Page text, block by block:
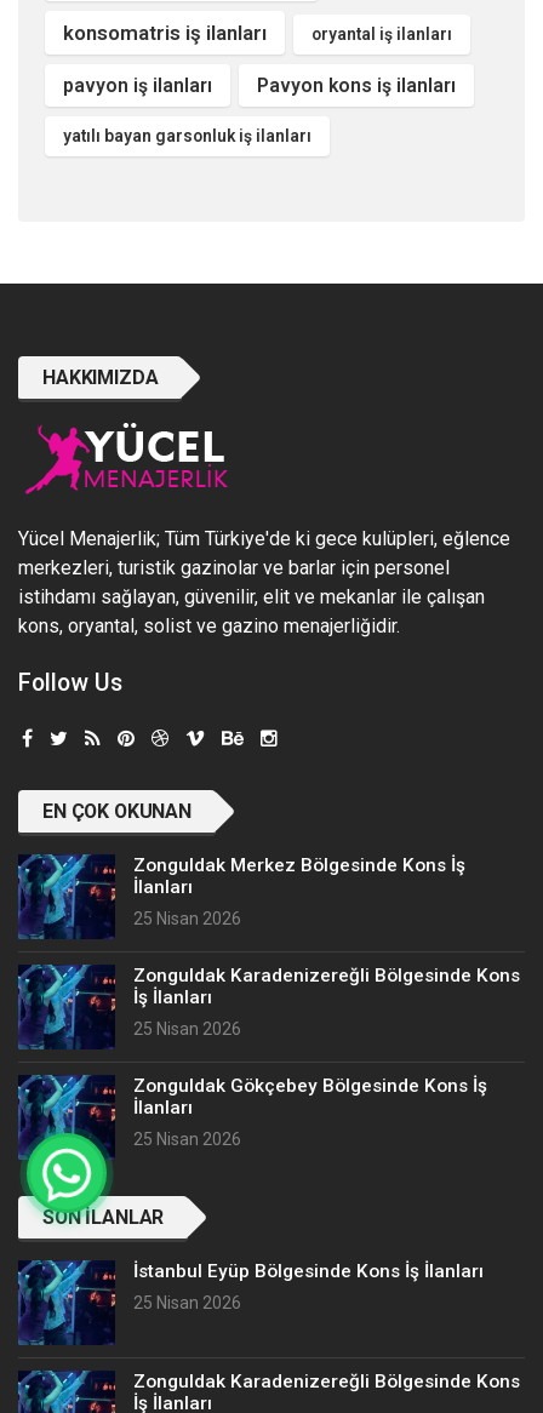
konsomatris iş ilanları oryantal iş ilanları
pavyon iş ilanları Pavyon kons iş ilanları
yatılı bayan garsonluk iş ilanları
HAKKIMIZDA
Yücel Menajerlik; Tüm Türkiye'de ki gece kulüpleri, eğlence
merkezleri, turistik gazinolar ve barlar için personel
istihdamı sağlayan, güvenilir, elit ve mekanlar ile çalışan
kons, oryantal, solist ve gazino menajerliğidir.
Follow Us
EN ÇOK OKUNAN
Zonguldak Merkez Bölgesinde Kons İş
İlanları
25 Nisan 2026
Zonguldak Karadenizereğli Bölgesinde Kons
İş İlanları
25 Nisan 2026
Zonguldak Gökçebey Bölgesinde Kons İş
İlanları
25 Nisan 2026
SON İLANLAR
İstanbul Eyüp Bölgesinde Kons İş İlanları
25 Nisan 2026
Zonguldak Karadenizereğli Bölgesinde Kons
İş İlanları